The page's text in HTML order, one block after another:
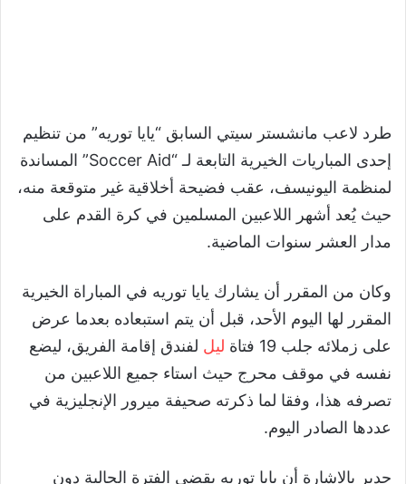
طرد لاعب مانشستر سيتي السابق “يايا توريه” من تنظيم
إحدى المباريات الخيرية التابعة لـ “Soccer Aid” المساندة
لمنظمة اليونيسف، عقب فضيحة أخلاقية غير متوقعة منه،
حيث يُعد أشهر اللاعبين المسلمين في كرة القدم على
مدار العشر سنوات الماضية.
وكان من المقرر أن يشارك يايا توريه في المباراة الخيرية
المقرر لها اليوم الأحد، قبل أن يتم استبعاده بعدما عرض
على زملائه جلب 19 فتاة
ليل لفندق إقامة الفريق، ليضع
نفسه في موقف محرج حيث استاء جميع اللاعبين من
تصرفه هذا، وفقا لما ذكرته صحيفة ميرور الإنجليزية في
عددها الصادر اليوم.
جدير بالاشارة أن يايا توريه يقضي الفترة الحالية دون